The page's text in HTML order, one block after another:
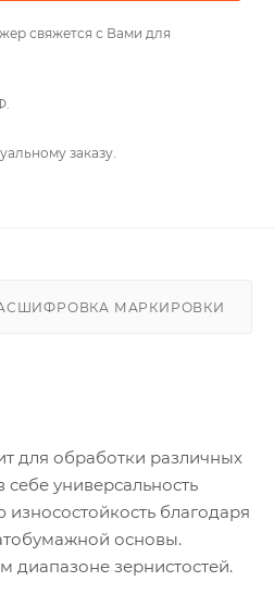
свяжется с Вами для
заказу.
МАРКИРОВКИ
для обработки различных
себе универсальность
благодаря
основы.
диапазоне зернистостей.